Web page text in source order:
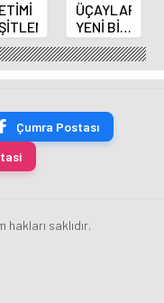
ÜÇAYLAR
YENİ BİR
BAŞLANGIÇ
OLSUN
MANEVİ
Çumra Postası
saklıdır.